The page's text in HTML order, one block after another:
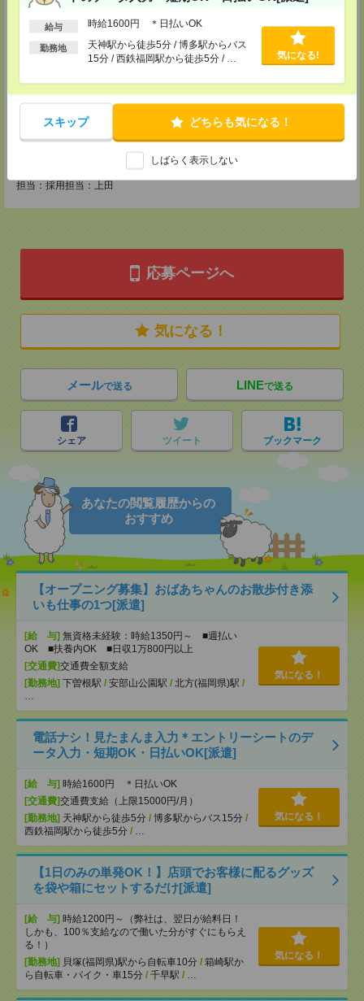
給与 時給1600円 ＊日払いOK
勤務地
天神駅から徒歩5分 / 博多駅からバス
15分 / 西鉄福岡駅から徒歩5分 / …
気になる!
スキップ どちらも気になる！
しばらく表示しない
〒860-0806
熊本県熊本市中央区花畑町1-1 大樹生命熊本ビル4F
TEL：0120514202
担当：採用担当：増田
〒890-0053
鹿児島県鹿児島市中央町12-2 明治安田生命鹿児島中央町ビル7F
TEL：0120514202
担当：採用担当：野﨑
【MS沖縄支店】
〒900-0015 沖縄県那覇市久茂地2-9-7 住友生命那覇久茂地ビル9F
担当：採用担当：上田
応募ページへ
気になる！
メールで送る LINEで送る
シェア ツイート ブックマーク
あなたの閲覧履歴からの
おすすめ
【オープニング募集】おばあちゃんのお散歩付き添
いも仕事の1つ[派遣]
[給 与] 無資格未経験：時給1350円～ ■週払い
OK ■扶養内OK ■日収1万800円以上
[交通費]交通費全額支給
[勤務地] 下曽根駅 / 安部山公園駅 / 北方(福岡県)駅 /
…
気になる！
電話ナシ！見たまんま入力＊エントリーシートのデ
ータ入力・短期OK・日払いOK[派遣]
[給 与] 時給1600円 ＊日払いOK
[交通費]交通費支給（上限15000円/月）
[勤務地] 天神駅から徒歩5分 / 博多駅からバス15分 /
西鉄福岡駅から徒歩5分 / …
気になる！
【1日のみの単発OK！】店頭でお客様に配るグッズ
を袋や箱にセットするだけ[派遣]
[給 与] 時給1200円～（弊社は、翌日が給料日！
しかも、100％支給なので働いた分がすぐにもらえ
る！）
[勤務地] 貝塚(福岡県)駅から自転車10分 / 箱崎駅か
ら自転車・バイク・車15分 / 千早駅 / …
気になる！